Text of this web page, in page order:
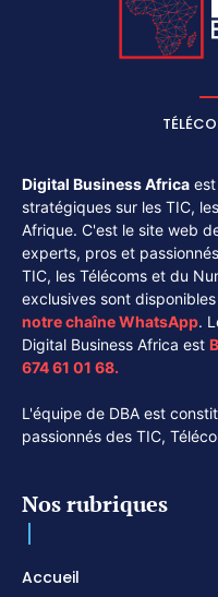
Digital Business Africa
stratégiques sur les TIC,
Afrique. C'est le site web
experts, pros et
TIC, les Télécoms et du
exclusives sont
notre chaîneWhatsApp.
Digital Business Africa est
674 61 01 68.
L'équipe de DBA est
passionnés des TIC,
Nos rubriques
Accueil